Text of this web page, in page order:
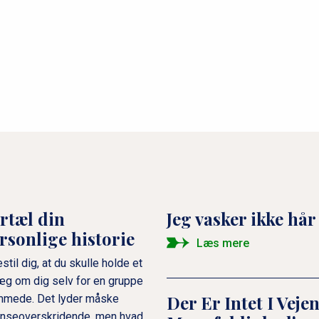
din
historie
dig, at du skulle holde et
om dig selv for en gruppe
Det lyder måske
men hvad
Jeg vasker ikke
Læs mere
Der Er Intet I